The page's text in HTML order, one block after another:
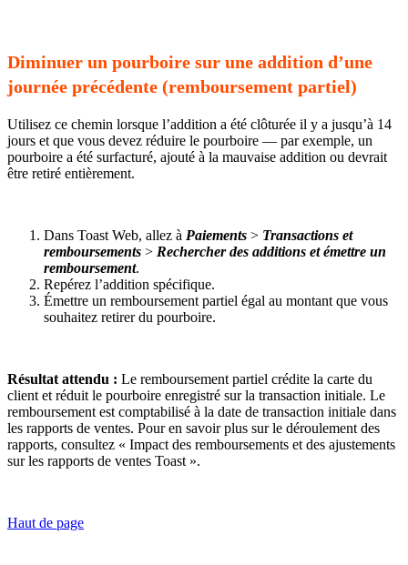
Diminuer un pourboire sur une addition d’une
journée précédente (remboursement partiel)
Utilisez ce chemin lorsque l’addition a été clôturée il y a jusqu’à 14
jours et que vous devez réduire le pourboire — par exemple, un
pourboire a été surfacturé, ajouté à la mauvaise addition ou devrait
être retiré entièrement.
Dans Toast Web, allez à Paiements > Transactions et
remboursements > Rechercher des additions et émettre un
remboursement.
Repérez l’addition spécifique.
Émettre un remboursement partiel égal au montant que vous
souhaitez retirer du pourboire.
Résultat attendu : Le remboursement partiel crédite la carte du
client et réduit le pourboire enregistré sur la transaction initiale. Le
remboursement est comptabilisé à la date de transaction initiale dans
les rapports de ventes. Pour en savoir plus sur le déroulement des
rapports, consultez « Impact des remboursements et des ajustements
sur les rapports de ventes Toast ».
Haut de page